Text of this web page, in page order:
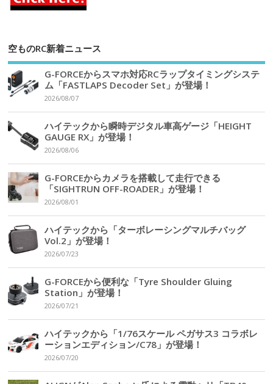
空ものRC新着ニュース
G-FORCEからスマホ対応RCラップタイミングシステ
ム「FASTLAPS Decoder Set」が登場！
2026/08/07
ハイテックから瞬時デジタル車高ゲージ「HEIGHT
GAUGE RX」が登場！
2026/08/06
G-FORCEからカメラを搭載して走行できる
「SIGHTRUN OFF-ROADER」が登場！
2026/08/01
ハイテックから「ターボレーシングマルチバッグ
Vol.2」が登場！
2026/07/23
G-FORCEから便利な「Tyre Shoulder Gluing
Station」が登場！
2026/07/21
ハイテックから「1/76スケール ペガサス3 コラボレ
ーションエディション/C78」が登場！
2026/07/20